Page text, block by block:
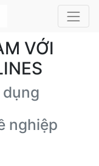
VỚI
nghiệp